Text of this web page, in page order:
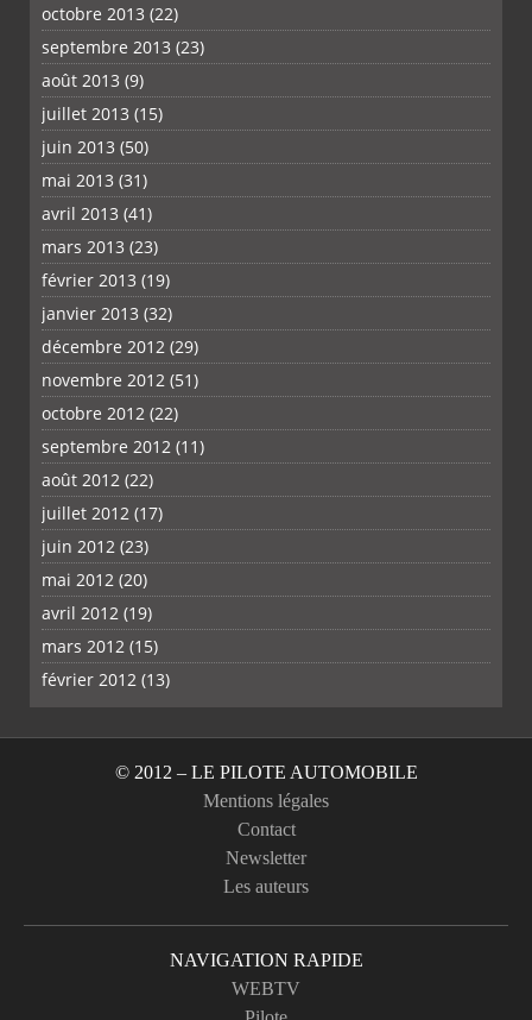
octobre 2013 (22)
septembre 2013 (23)
août 2013 (9)
juillet 2013 (15)
juin 2013 (50)
mai 2013 (31)
avril 2013 (41)
mars 2013 (23)
février 2013 (19)
janvier 2013 (32)
décembre 2012 (29)
novembre 2012 (51)
octobre 2012 (22)
septembre 2012 (11)
août 2012 (22)
juillet 2012 (17)
juin 2012 (23)
mai 2012 (20)
avril 2012 (19)
mars 2012 (15)
février 2012 (13)
© 2012 – LE PILOTE AUTOMOBILE
Mentions légales
Contact
Newsletter
Les auteurs
NAVIGATION RAPIDE
WEBTV